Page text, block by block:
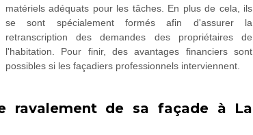
matériels adéquats pour les tâches. En plus de cela, ils
se sont spécialement formés afin d'assurer la
retranscription des demandes des propriétaires de
l'habitation. Pour finir, des avantages financiers sont
possibles si les façadiers professionnels interviennent.
ravalement de sa façade à La